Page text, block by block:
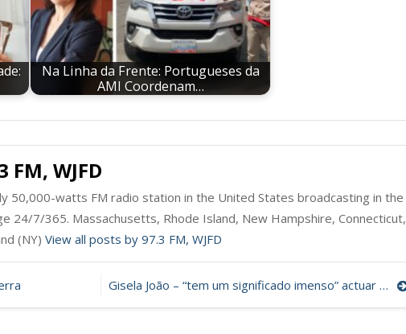
Na Linha da Frente: Portugueses da
AMI Coordenam…
FM, WJFD
50,000-watts FM radio station in the United States broadcasting in the
24/7/365. Massachusetts, Rhode Island, New Hampshire, Connecticut,
(NY) View all posts by 97.3 FM, WJFD
Gisela João – “tem um significado imenso” actuar onde há uma grande comunidade portuguesa (AUDIO)